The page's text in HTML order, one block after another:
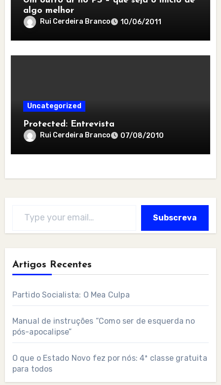
algo melhor
Rui Cerdeira Branco 10/06/2011
Uncategorized
Protected: Entrevista
Rui Cerdeira Branco 07/08/2010
Subscreva
Artigos Recentes
Partido Socialista: O Mea Culpa
Manual de instruções “Como ser de esquerda no
pós-apocalipse”
O que o Estado Novo fez por nós: 4ª classe gratuita
para todos